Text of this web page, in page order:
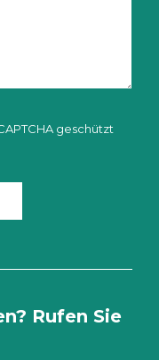
geschützt
Rufen Sie